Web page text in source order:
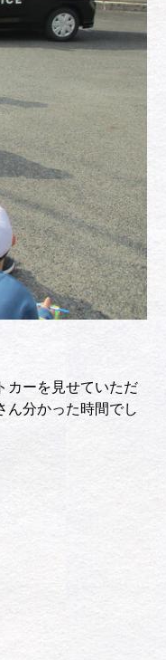
カーを見せていただ
ん分かった時間でし